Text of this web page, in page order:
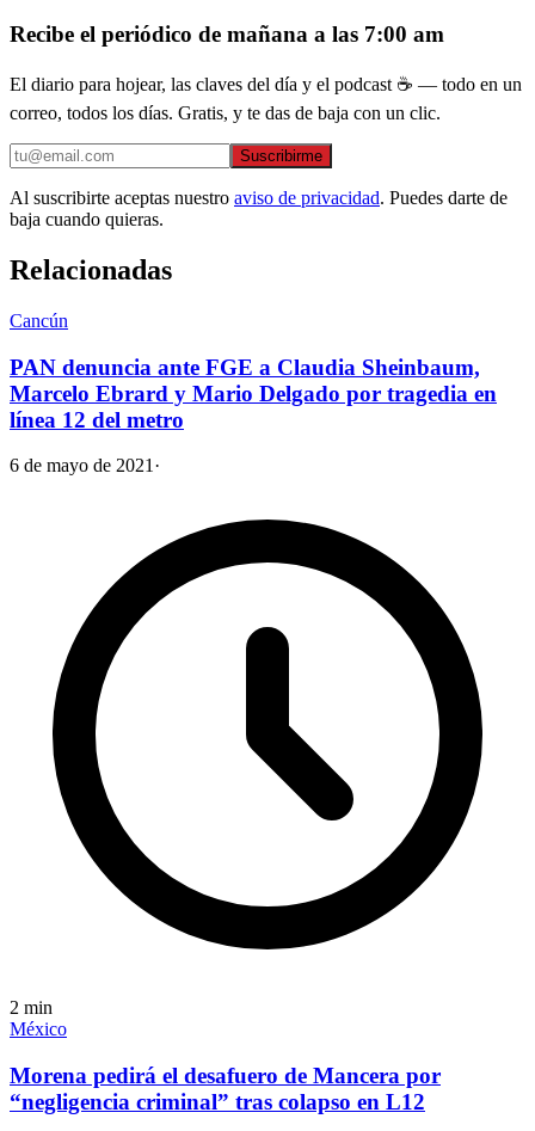
Recibe el periódico de mañana a las 7:00 am
El diario para hojear, las claves del día y el podcast ☕ — todo en un
correo, todos los días. Gratis, y te das de baja con un clic.
Suscribirme
Al suscribirte aceptas nuestro aviso de privacidad. Puedes darte de
baja cuando quieras.
Relacionadas
Cancún
PAN denuncia ante FGE a Claudia Sheinbaum,
Marcelo Ebrard y Mario Delgado por tragedia en
línea 12 del metro
6 de mayo de 2021 ·
2 min
México
Morena pedirá el desafuero de Mancera por
“negligencia criminal” tras colapso en L12